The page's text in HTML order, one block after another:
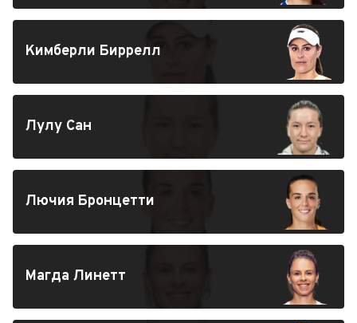
Кимберли Биррелл
Лулу Сан
Лючия Бронцетти
Магда Линетт